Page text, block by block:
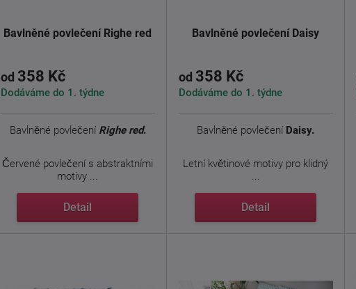
Bavlněné povlečení Righe red
od 358 Kč
Dodáváme do 1. týdne
Bavlněné povlečení Righe red.
Červené povlečení s abstraktními
motivy ...
Detail
Bavlněné povlečení Daisy
od 358 Kč
Dodáváme do 1. týdne
Bavlněné povlečení Daisy.
Letní květinové motivy pro klidný
...
Detail